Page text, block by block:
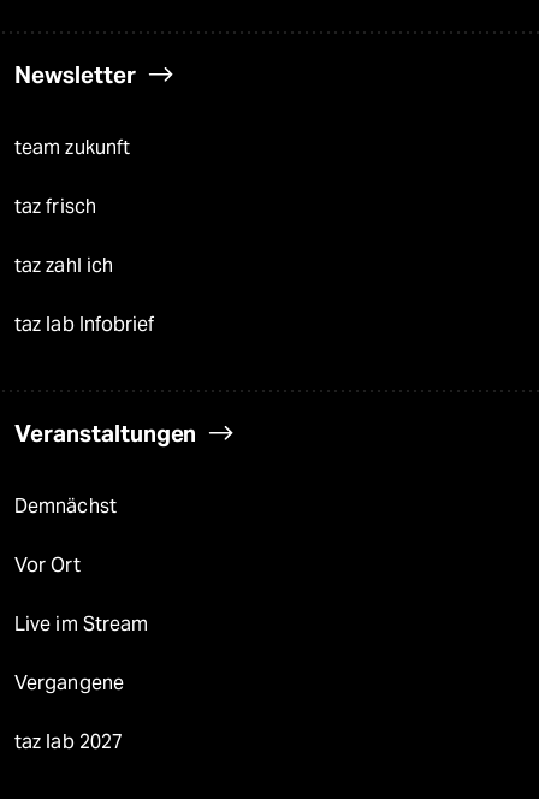
Newsletter
team zukunft
taz frisch
taz zahl ich
taz lab Infobrief
Veranstaltungen
Demnächst
Vor Ort
Live im Stream
Vergangene
taz lab 2027